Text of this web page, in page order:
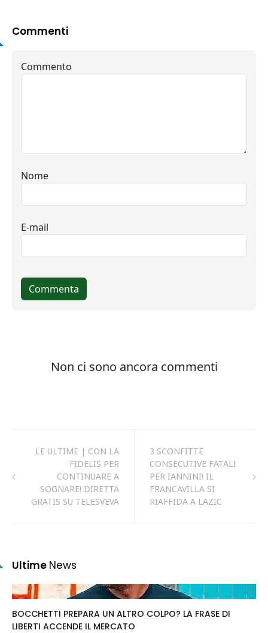
Commenti
LE ULTIME | CON LA
FIDELIS PER
CONTINUARE A
SOGNARE! DIRETTA
GRATIS SU TELESVEVA
3 SCONFITTE
CONSECUTIVE FATALI
PER IANNINI! IL
FRANCAVILLA SI
RIAFFIDA A LAZIC
Ultime News
BOCCHETTI PREPARA UN ALTRO COLPO? LA FRASE DI
LIBERTI ACCENDE IL MERCATO